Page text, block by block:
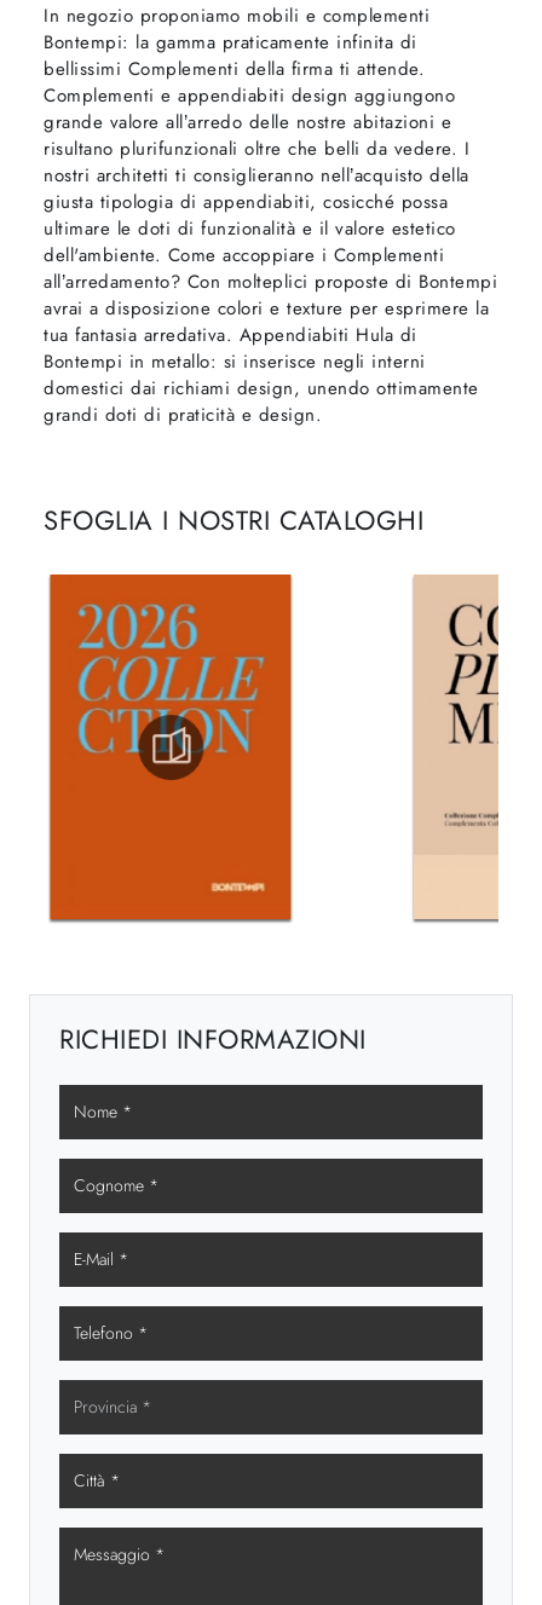
In negozio proponiamo mobili e complementi
Bontempi: la gamma praticamente infinita di
bellissimi Complementi della firma ti attende.
Complementi e appendiabiti design aggiungono
grande valore all’arredo delle nostre abitazioni e
risultano plurifunzionali oltre che belli da vedere. I
nostri architetti ti consiglieranno nell’acquisto della
giusta tipologia di appendiabiti, cosicché possa
ultimare le doti di funzionalità e il valore estetico
dell'ambiente. Come accoppiare i Complementi
all’arredamento? Con molteplici proposte di Bontempi
avrai a disposizione colori e texture per esprimere la
tua fantasia arredativa. Appendiabiti Hula di
Bontempi in metallo: si inserisce negli interni
domestici dai richiami design, unendo ottimamente
grandi doti di praticità e design.
SFOGLIA I NOSTRI CATALOGHI
RICHIEDI INFORMAZIONI